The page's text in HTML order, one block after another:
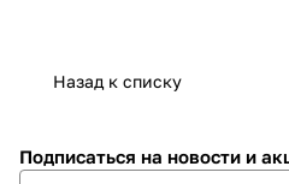
Назад к списку
Подписаться на новости и